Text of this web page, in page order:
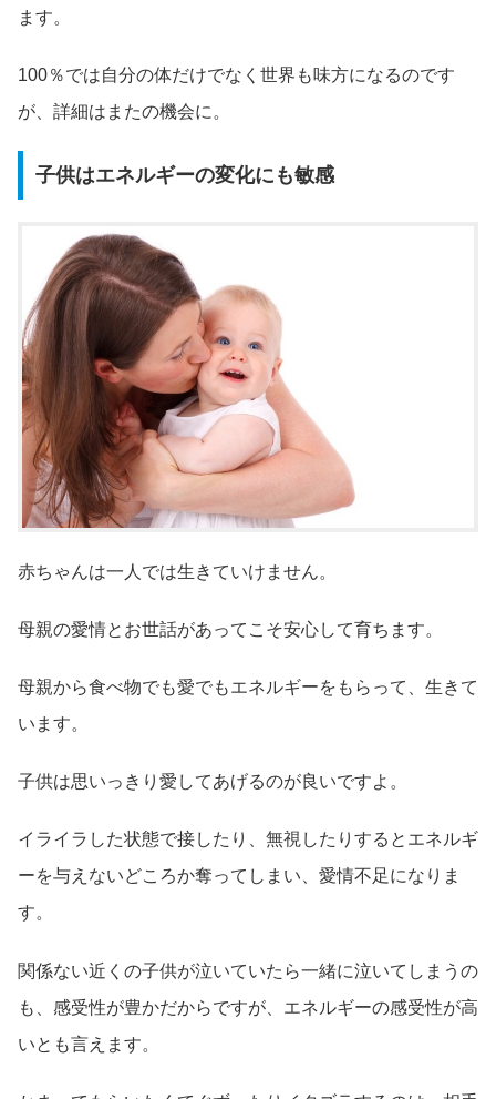
ます。
100％では自分の体だけでなく世界も味方になるのです
が、詳細はまたの機会に。
子供はエネルギーの変化にも敏感
赤ちゃんは一人では生きていけません。
母親の愛情とお世話があってこそ安心して育ちます。
母親から食べ物でも愛でもエネルギーをもらって、生きて
います。
子供は思いっきり愛してあげるのが良いですよ。
イライラした状態で接したり、無視したりするとエネルギ
ーを与えないどころか奪ってしまい、愛情不足になりま
す。
関係ない近くの子供が泣いていたら一緒に泣いてしまうの
も、感受性が豊かだからですが、エネルギーの感受性が高
いとも言えます。